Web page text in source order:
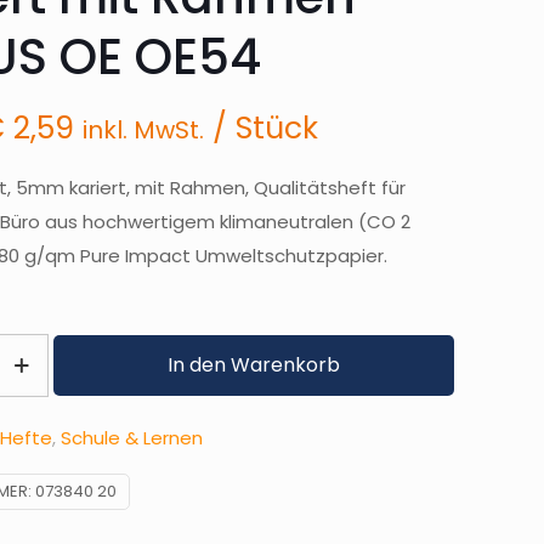
OE OE54
2,59 Aktueller
ist:
€ 2,59.
inkl. MwSt. / Stück
5mm kariert, mit Rahmen, Qualitätsheft für
aus hochwertigem klimaneutralen (CO 2
g/qm Pure Impact Umweltschutzpapier.
In den Warenkorb
Hefte,Schule & Lernen
073840 20